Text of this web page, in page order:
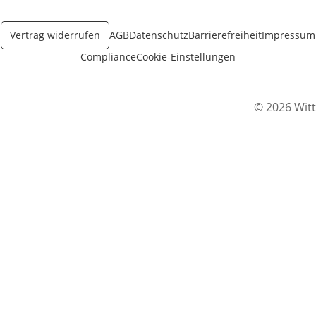
Vertrag widerrufen AGBDatenschutzBarrierefreiheitImpressum
ComplianceCookie-Einstellungen
© 2026 Witt